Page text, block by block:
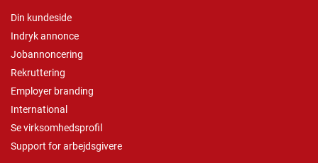
Din kundeside
Indryk annonce
Jobannoncering
Rekruttering
Employer branding
International
Se virksomhedsprofil
Support for arbejdsgivere